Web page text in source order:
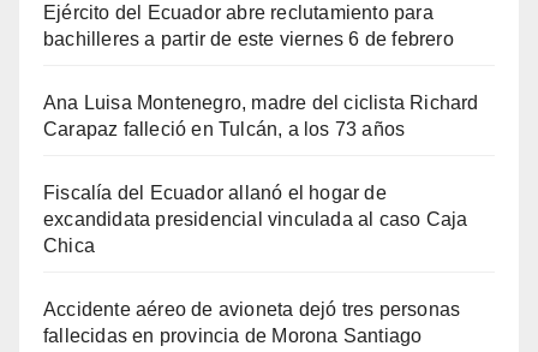
Ejército del Ecuador abre reclutamiento para
bachilleres a partir de este viernes 6 de febrero
Ana Luisa Montenegro, madre del ciclista Richard
Carapaz falleció en Tulcán, a los 73 años
Fiscalía del Ecuador allanó el hogar de
excandidata presidencial vinculada al caso Caja
Chica
Accidente aéreo de avioneta dejó tres personas
fallecidas en provincia de Morona Santiago